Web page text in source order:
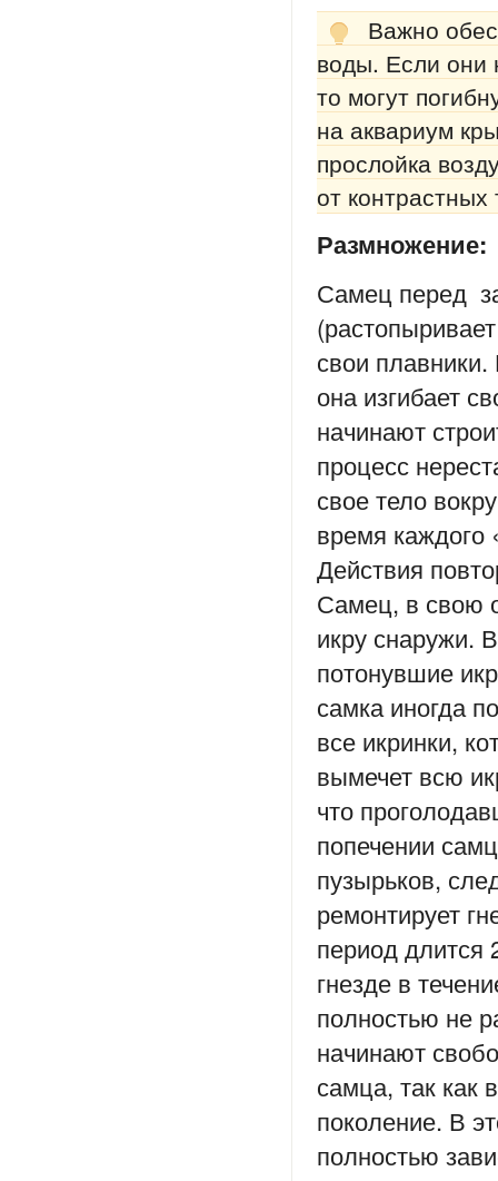
Важно
воды. Если они
то могут
на аквариум
прослойка
от
Размножение:
Самец перед
свои
она изгибает
начинают
процесс
свое тело
время каждого
Действия
Самец, в свою
икру снаружи.
потонувшие
самка иногда
все икринки,
вымечет всю
что
попечении
пузырьков,
ремонтирует
период длится
гнезде в
полностью не
начинают
самца, так как
поколение. В
полностью